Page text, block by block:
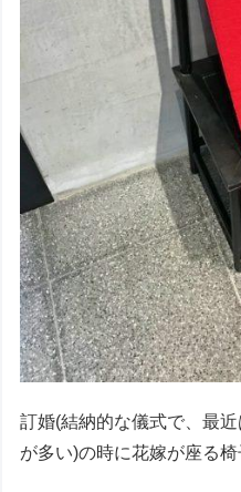
訂婚(結納的な儀式で、最
が多い)の時に花嫁が座る